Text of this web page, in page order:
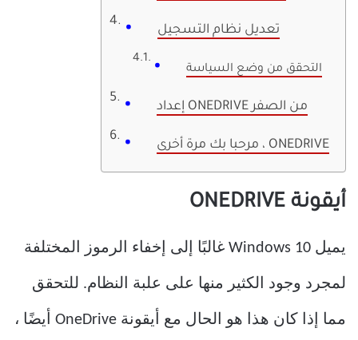
تعديل نظام التسجيل
التحقق من وضع السياسة
إعداد ONEDRIVE من الصفر
مرحبا بك مرة أخرى ، ONEDRIVE
أيقونة ONEDRIVE
يميل Windows 10 غالبًا إلى إخفاء الرموز المختلفة
لمجرد وجود الكثير منها على علبة النظام. للتحقق
مما إذا كان هذا هو الحال مع أيقونة OneDrive أيضًا ،